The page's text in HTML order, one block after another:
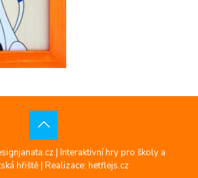
| Interaktivní hry pro školy a
hřiště | Realizace: hetflejs.cz